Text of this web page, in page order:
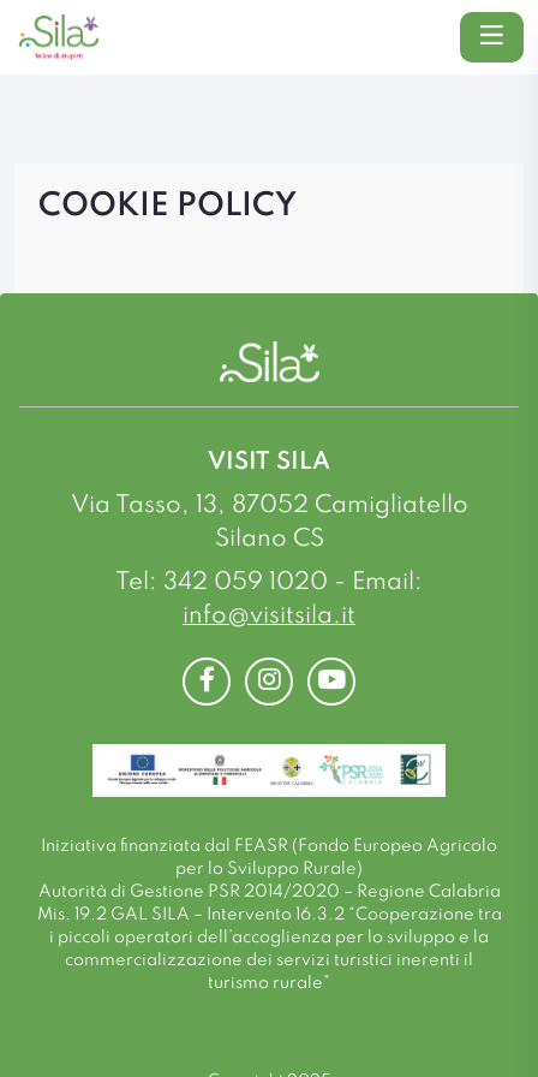
Menu
COOKIE POLICY
VISIT SILA
Via Tasso, 13, 87052 Camigliatello
Silano CS
Tel: 342 059 1020 - Email:
info@visitsila.it
FacebookInstagramYoutube
Iniziativa finanziata dal FEASR (Fondo Europeo Agricolo
per lo Sviluppo Rurale)
Autorità di Gestione PSR 2014/2020 – Regione Calabria
Mis. 19.2 GAL SILA – Intervento 16.3.2 “Cooperazione tra
i piccoli operatori dell’accoglienza per lo sviluppo e la
commercializzazione dei servizi turistici inerenti il
turismo rurale”